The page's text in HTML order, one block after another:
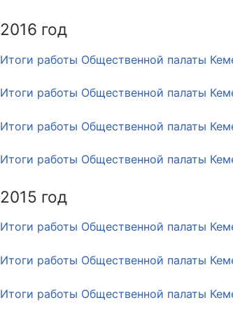
2016 год
Итоги работы Общественной палаты
Итоги работы Общественной палаты
Итоги работы Общественной палаты
Итоги работы Общественной палаты
2015 год
Итоги работы Общественной палаты
Итоги работы Общественной палаты
Итоги работы Общественной палаты